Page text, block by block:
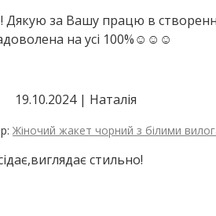
Дякую за Вашу працю в
на усі 100%☺️☺️☺️
19.10.2024 | Наталія
Жіночий жакет чорний з білими
стильно!